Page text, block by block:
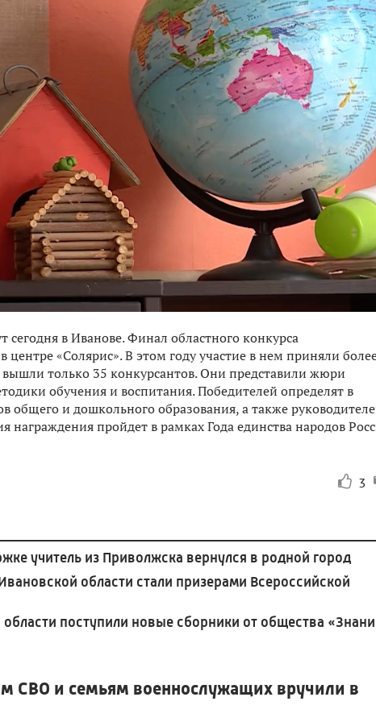
в Иванове. Финал областного конкурса
центре «Солярис». В этом году участие в нем приняли
только 35 конкурсантов. Они представили жюри
обучения и воспитания. Победителей определят в
общего и дошкольного образования, а также
пройдет в рамках Года единства народов
3
учитель из Приволжска вернулся в родной город
области стали призерами Всероссийской
поступили новые сборники от общества
СВО и семьям военнослужащих вручили в